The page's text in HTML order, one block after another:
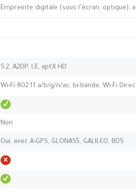
Empreinte digitale (sous l’écran,
5.2, A2DP, LE, aptX HD
Wi-Fi 802.11 a/b/g/n/ac, bi-bande, Wi-Fi
Non
Oui, avec A-GPS, GLONASS, GALILEO, BDS